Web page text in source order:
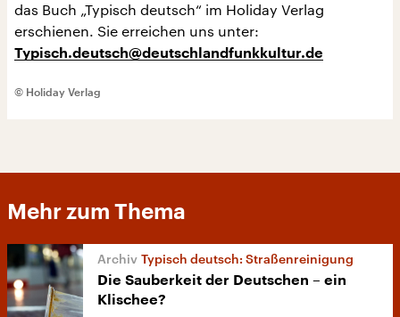
das Buch „Typisch deutsch“ im Holiday Verlag
erschienen. Sie erreichen uns unter:
Typisch.deutsch@deutschlandfunkkultur.de
© Holiday Verlag
Mehr zum Thema
Typisch deutsch: Straßenreinigung
Die Sauberkeit der Deutschen – ein
Klischee?